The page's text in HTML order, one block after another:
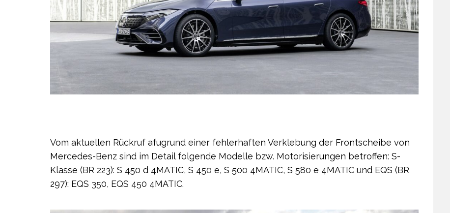
Vom aktuellen Rückruf afugrund einer fehlerhaften Verklebung der Frontscheibe von
Mercedes-Benz sind im Detail folgende Modelle bzw. Motorisierungen betroffen: S-
Klasse (BR 223): S 450 d 4MATIC, S 450 e, S 500 4MATIC, S 580 e 4MATIC und EQS (BR
297): EQS 350, EQS 450 4MATIC.